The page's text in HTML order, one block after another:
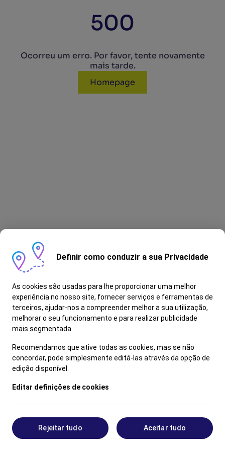
500
Ocorreu um erro. Por favor, tente novamente
mais tarde.
Homepage
Definir como conduzir a sua Privacidade
As cookies são usadas para lhe proporcionar uma melhor
experiência no nosso site, fornecer serviços e ferramentas de
terceiros, ajudar-nos a compreender melhor a sua utilização,
melhorar o seu funcionamento e para realizar publicidade
mais segmentada.
Recomendamos que ative todas as cookies, mas se não
concordar, pode simplesmente editá-las através da opção de
edição disponível.
Editar definições de cookies
Rejeitar tudo Aceitar tudo